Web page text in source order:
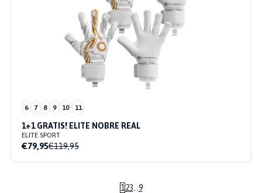
6 7 8 9 10 11
1+1 GRATIS! ELITE NOBRE REAL
ELITE SPORT
€79,95€119,95
123 9